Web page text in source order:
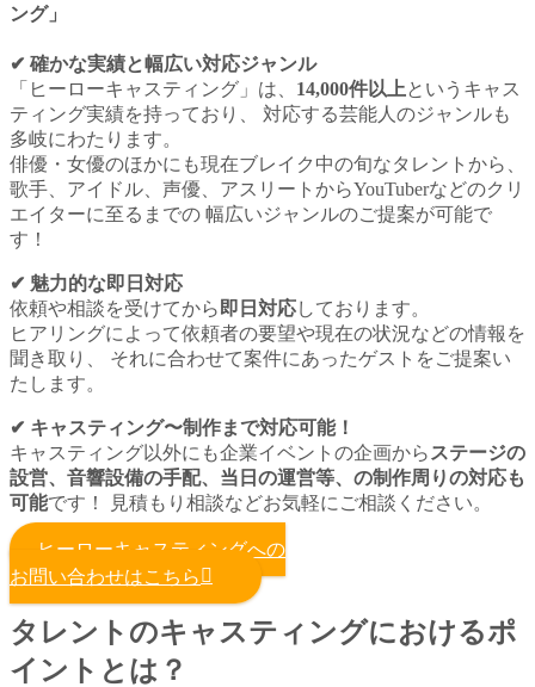
ング」
✔︎ 確かな実績と幅広い対応ジャンル
「ヒーローキャスティング」は、 14,000件以上というキャス
ティング実績を持っており、 対応する芸能人のジャンルも
多岐にわたります。
俳優・女優のほかにも現在ブレイク中の旬なタレントから、
歌手、アイドル、声優、アスリートからYouTuberなどのクリ
エイターに至るまでの 幅広いジャンルのご提案が可能で
す！
✔︎ 魅力的な即日対応
依頼や相談を受けてから 即日対応しております。
ヒアリングによって依頼者の要望や現在の状況などの情報を
聞き取り、 それに合わせて案件にあったゲストをご提案い
たします。
✔︎ キャスティング〜制作まで対応可能！
キャスティング以外にも企業イベントの企画から ステージの
設営、音響設備の手配、当日の運営等、の制作周りの対応も
可能です！ 見積もり相談などお気軽にご相談ください。
ヒーローキャスティングへの
お問い合わせはこちら
タレントのキャスティングにおけるポ
イントとは？